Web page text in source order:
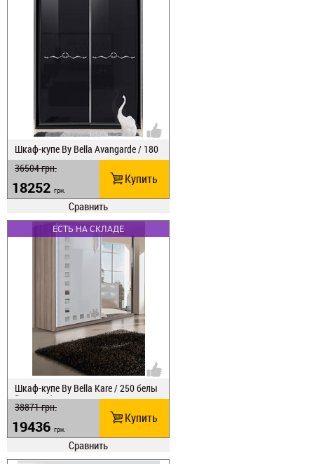
Шкаф-купе Ву Веlla Avangarde / 180
36504грн.
18252 грн.
Купить
Сравнить
ЕСТЬ НА СКЛАДЕ
Шкаф-купе Ву Веlla Kare / 250 белы
й/кордоба
38871грн.
19436 грн.
Купить
Сравнить